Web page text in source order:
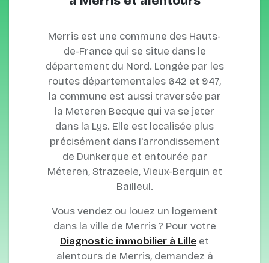
Merris est une commune des Hauts-
de-France qui se situe dans le
département du Nord. Longée par les
routes départementales 642 et 947,
la commune est aussi traversée par
la Meteren Becque qui va se jeter
dans la Lys. Elle est localisée plus
précisément dans l'arrondissement
de Dunkerque et entourée par
Méteren, Strazeele, Vieux-Berquin et
Bailleul.
Vous vendez ou louez un logement
dans la ville de Merris ? Pour votre
Diagnostic immobilier à Lille et
alentours de Merris, demandez à